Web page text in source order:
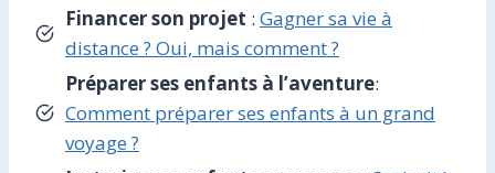
Financer son projet : Gagner sa vie à
distance ? Oui, mais comment ?
Préparer ses enfants à l’aventure:
Comment préparer ses enfants à un grand
voyage ?